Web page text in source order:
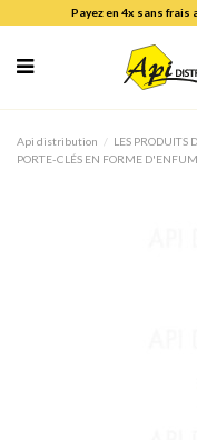
Payez en 4x sans frais
Api distribution LES PRODUITS
PORTE-CLÉS EN FORME